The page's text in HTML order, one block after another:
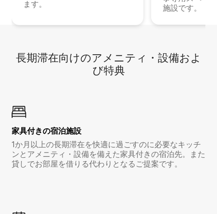
ます。
施設です。
長期滞在向け⁠のア⁠メ⁠ニ⁠テ⁠ィ⁠・設⁠備⁠およ
び特⁠典
家具付き⁠の宿⁠泊⁠施⁠設
1か月以上の長期滞在を快適に過ごすのに必要なキッチ
ンとアメニティ・設備を備えた家具付きの宿泊先。また
貸しでお部屋を借りる代わりとなるご提案です。